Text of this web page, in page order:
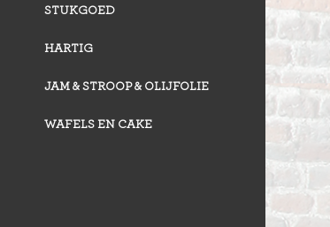
STUKGOED
HARTIG
JAM & STROOP & OLIJFOLIE
WAFELS EN CAKE